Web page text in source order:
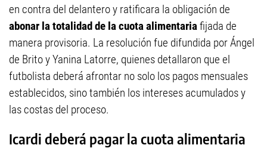
en contra del delantero y ratificara la obligación de
abonar la totalidad de la cuota alimentariafijada de
manera provisoria. La resolución fue difundida por Ángel
de Brito y Yanina Latorre, quienes detallaron que el
futbolista deberá afrontar no solo los pagos mensuales
establecidos, sino también los intereses acumulados y
las costas del proceso.
Icardi deberá pagar la cuota alimentaria